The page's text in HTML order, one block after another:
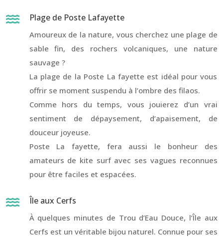
 Plage de Poste Lafayette
Amoureux de la nature, vous cherchez une plage de
sable fin, des rochers volcaniques, une nature
sauvage ?
La plage de la Poste La fayette est idéal pour vous
offrir se moment suspendu à l’ombre des filaos.
Comme hors du temps, vous jouierez d’un vrai
sentiment de dépaysement, d’apaisement, de
douceur joyeuse.
Poste La fayette, fera aussi le bonheur des
amateurs de kite surf avec ses vagues reconnues
pour être faciles et espacées.
 Île aux Cerfs
À quelques minutes de Trou d’Eau Douce, l’Île aux
Cerfs est un véritable bijou naturel. Connue pour ses